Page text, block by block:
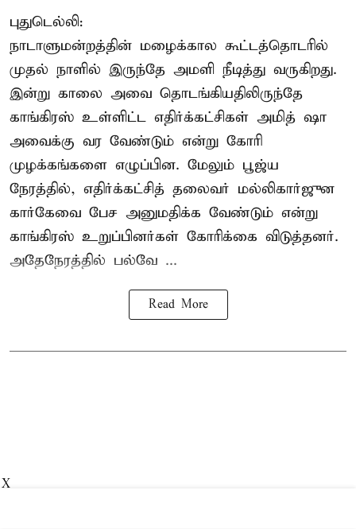
புதுடெல்லி:
நாடாளுமன்றத்தின் மழைக்கால கூட்டத்தொடரில்
முதல் நாளில் இருந்தே அமளி நீடித்து வருகிறது.
இன்று காலை அவை தொடங்கியதிலிருந்தே
காங்கிரஸ் உள்ளிட்ட எதிர்க்கட்சிகள் அமித் ஷா
அவைக்கு வர வேண்டும் என்று கோரி
முழக்கங்களை எழுப்பின. மேலும் பூஜ்ய
நேரத்தில், எதிர்க்கட்சித் தலைவர் மல்லிகார்ஜுன
கார்கேவை பேச அனுமதிக்க வேண்டும் என்று
காங்கிரஸ் உறுப்பினர்கள் கோரிக்கை விடுத்தனர்.
அதேநேரத்தில் பல்வே ...
Read More
X